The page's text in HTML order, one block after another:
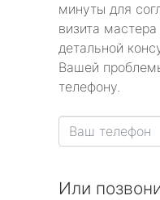
минуты для
визита
детальной
Вашей
телефону.
Или